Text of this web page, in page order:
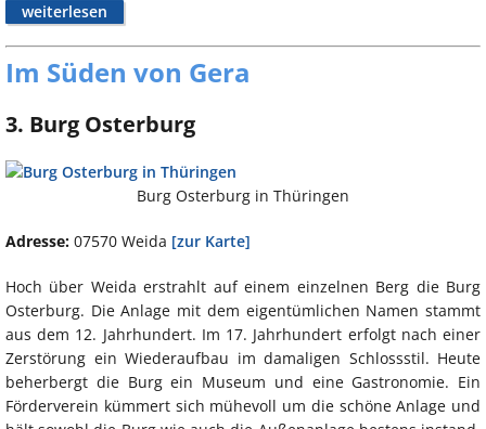
weiterlesen
Im Süden von Gera
3. Burg Osterburg
Burg Osterburg in Thüringen
Adresse: 07570 Weida [zur Karte]
Hoch über Weida erstrahlt auf einem einzelnen Berg die Burg
Osterburg. Die Anlage mit dem eigentümlichen Namen stammt
aus dem 12. Jahrhundert. Im 17. Jahrhundert erfolgt nach einer
Zerstörung ein Wiederaufbau im damaligen Schlossstil. Heute
beherbergt die Burg ein Museum und eine Gastronomie. Ein
Förderverein kümmert sich mühevoll um die schöne Anlage und